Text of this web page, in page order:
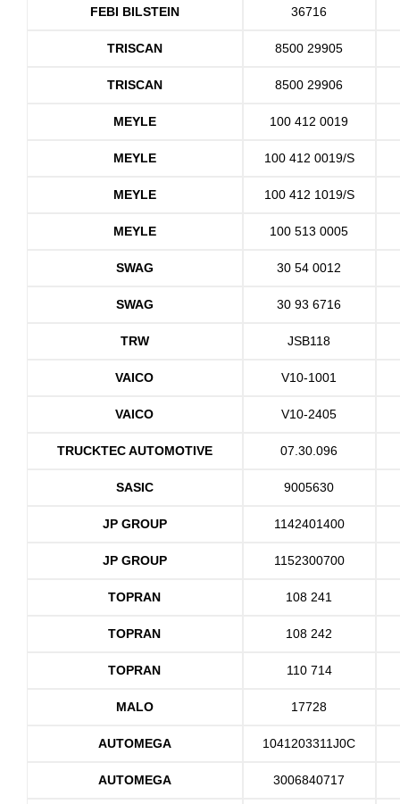
FEBI BILSTEIN 36716
TRISCAN 8500 29905
TRISCAN 8500 29906
MEYLE 100 412 0019
MEYLE 100 412 0019/S
MEYLE 100 412 1019/S
MEYLE 100 513 0005
SWAG 30 54 0012
SWAG 30 93 6716
TRW JSB118
VAICO V10-1001
VAICO V10-2405
TRUCKTEC AUTOMOTIVE 07.30.096
SASIC 9005630
JP GROUP 1142401400
JP GROUP 1152300700
TOPRAN 108 241
TOPRAN 108 242
TOPRAN 110 714
MALO 17728
AUTOMEGA 1041203311J0C
AUTOMEGA 3006840717